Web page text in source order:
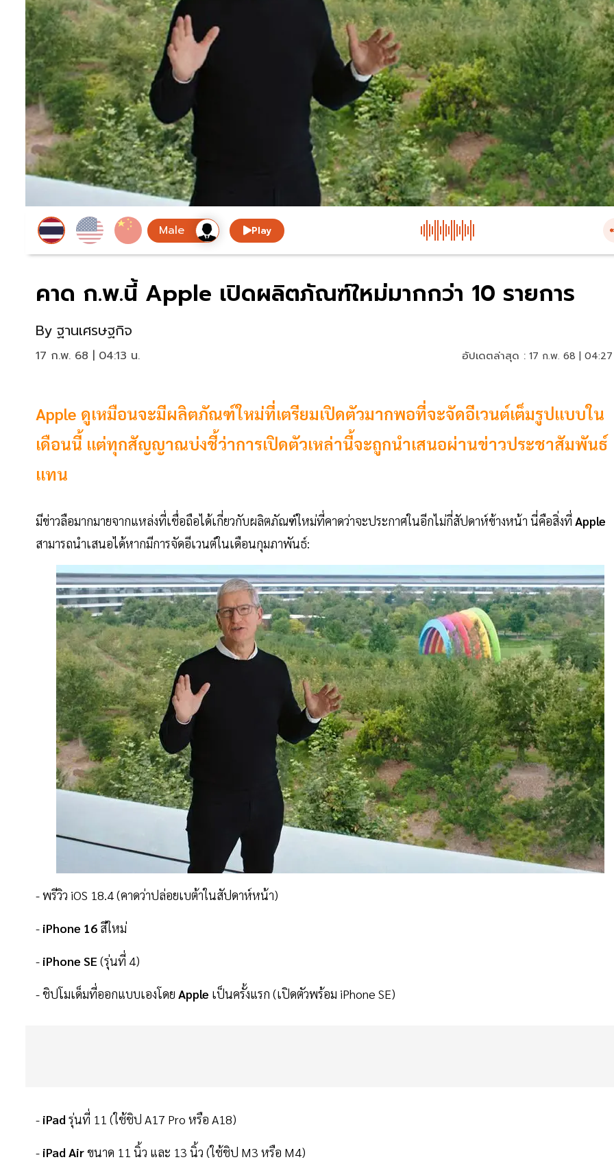
Play
คาด ก.พ.นี้ Apple เปิดผลิตภัณฑ์ใหม่มากกว่า 10 รายการ
By ฐานเศรษฐกิจ
17 ก.พ. 68 | 04:13 น. อัปเดตล่าสุด : 17 ก.พ. 68 |
Apple ดูเหมือนจะมีผลิตภัณฑ์ใหม่ที่เตรียมเปิดตัวมากพอที่จะจัดอีเวนต์เต็มรูปแบบใน
เดือนนี้ แต่ทุกสัญญาณบ่งชี้ว่าการเปิดตัวเหล่านี้จะถูกนำเสนอผ่านข่าวประชาสัมพันธ์
แทน
มีข่าวลือมากมายจากแหล่งที่เชื่อถือได้เกี่ยวกับผลิตภัณฑ์ใหม่ที่คาดว่าจะประกาศในอีกไม่กี่สัปดาห์ข้างหน้า นี่คือสิ่งที่ Apple
สามารถนำเสนอได้หากมีการจัดอีเวนต์ในเดือนกุมภาพันธ์:
- พรีวิว iOS 18.4 (คาดว่าปล่อยเบต้าในสัปดาห์หน้า)
- iPhone 16 สีใหม่
- iPhone SE (รุ่นที่ 4)
- ชิปโมเด็มที่ออกแบบเองโดย Apple เป็นครั้งแรก (เปิดตัวพร้อม iPhone SE)
- iPad รุ่นที่ 11 (ใช้ชิป A17 Pro หรือ A18)
- iPad Airขนาด 11 นิ้ว และ 13 นิ้ว (ใช้ชิป M3 หรือ M4)